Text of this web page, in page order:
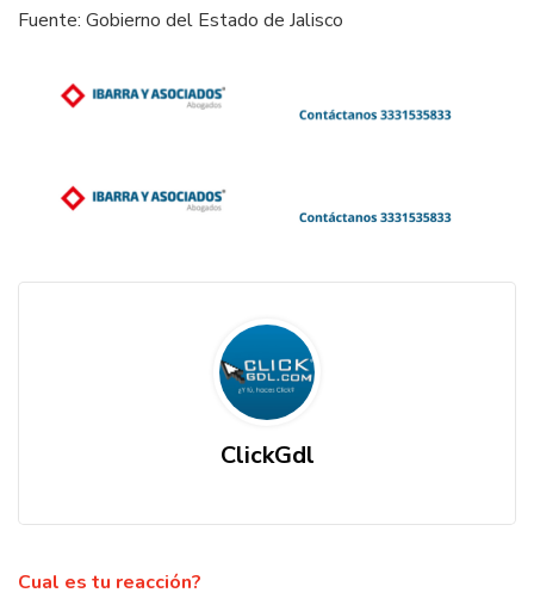
Fuente: Gobierno del Estado de Jalisco
ClickGdl
Cual es tu reacción?